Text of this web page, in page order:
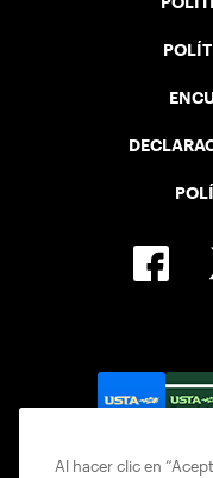
Al hacer clic en